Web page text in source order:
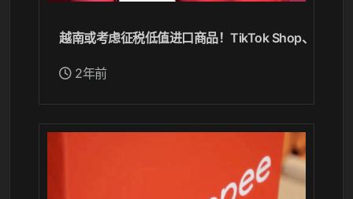
越南或考虑征税低值进口商品！TikTok Shop、
2年前